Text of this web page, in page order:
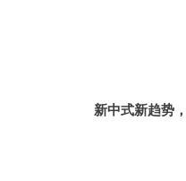
新中式新趋势